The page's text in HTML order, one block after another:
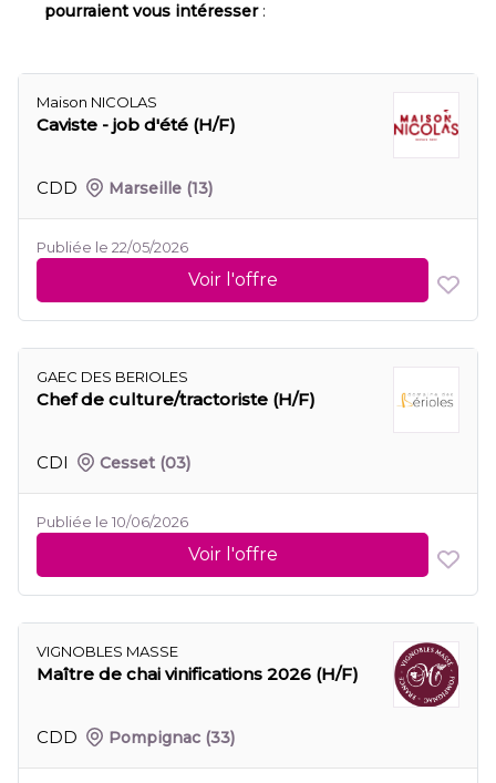
pourraient vous intéresser:
Maison NICOLAS
Caviste - job d'été (H/F)
CDD Marseille (13)
Publiée le 22/05/2026
Voir l'offre
GAEC DES BERIOLES
Chef de culture/tractoriste (H/F)
CDI Cesset (03)
Publiée le 10/06/2026
Voir l'offre
VIGNOBLES MASSE
Maître de chai vinifications 2026 (H/F)
CDD Pompignac (33)